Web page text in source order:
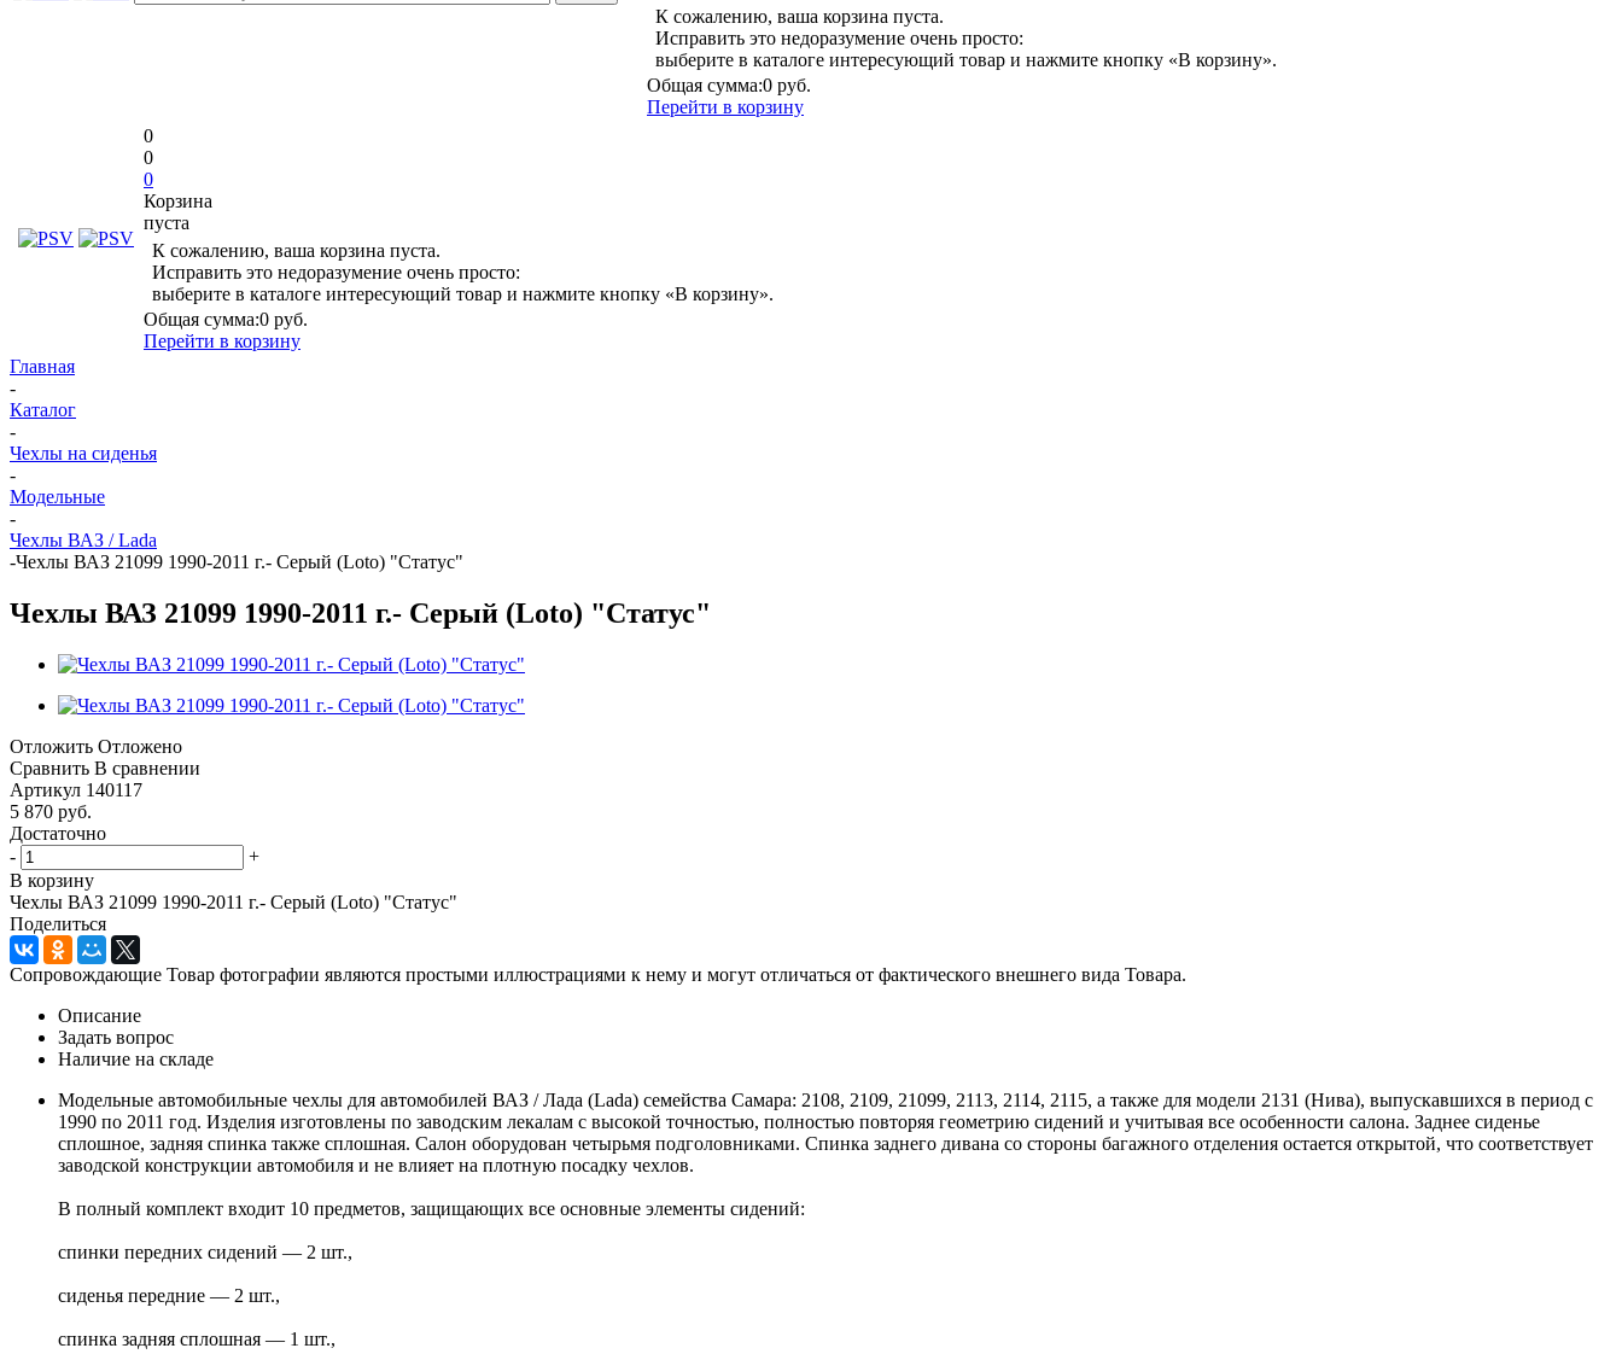
К сожалению, ваша корзина пуста.
Исправить это недоразумение очень просто:
выберите в каталоге интересующий товар и нажмите кнопку «В корзину».
Общая сумма:0 руб.
Перейти в корзину
0
0
0
Корзина
пуста
К сожалению, ваша корзина пуста.
Исправить это недоразумение очень просто:
выберите в каталоге интересующий товар и нажмите кнопку «В корзину».
Общая сумма:0 руб.
Перейти в корзину
Главная
-
Каталог
-
Чехлы на сиденья
-
Модельные
-
Чехлы ВАЗ / Lada
-Чехлы ВАЗ 21099 1990-2011 г.- Серый (Loto) "Статус"
Чехлы ВАЗ 21099 1990-2011 г.- Серый (Loto) "Статус"
Отложить Отложено
Сравнить В сравнении
Артикул 140117
5 870 руб.
Достаточно
-
+
В корзину
Чехлы ВАЗ 21099 1990-2011 г.- Серый (Loto) "Статус"
Поделиться
Сопровождающие Товар фотографии являются простыми иллюстрациями к нему и могут отличаться от фактического внешнего вида Товара.
Описание
Задать вопрос
Наличие на складе
Модельные автомобильные чехлы для автомобилей ВАЗ / Лада (Lada) семейства Самара: 2108, 2109, 21099, 2113, 2114, 2115, а также для модели 2131 (Нива), выпускавшихся в период с
1990 по 2011 год. Изделия изготовлены по заводским лекалам с высокой точностью, полностью повторяя геометрию сидений и учитывая все особенности салона. Заднее сиденье
сплошное, задняя спинка также сплошная. Салон оборудован четырьмя подголовниками. Спинка заднего дивана со стороны багажного отделения остается открытой, что соответствует
заводской конструкции автомобиля и не влияет на плотную посадку чехлов.
В полный комплект входит 10 предметов, защищающих все основные элементы сидений:
спинки передних сидений — 2 шт.,
сиденья передние — 2 шт.,
спинка задняя сплошная — 1 шт.,